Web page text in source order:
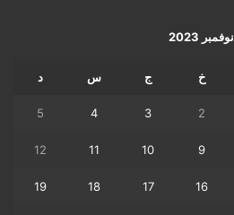
نوفمبر 2023
خ ج س د
2
3
4
5
9
10
11
12
16
17
18
19